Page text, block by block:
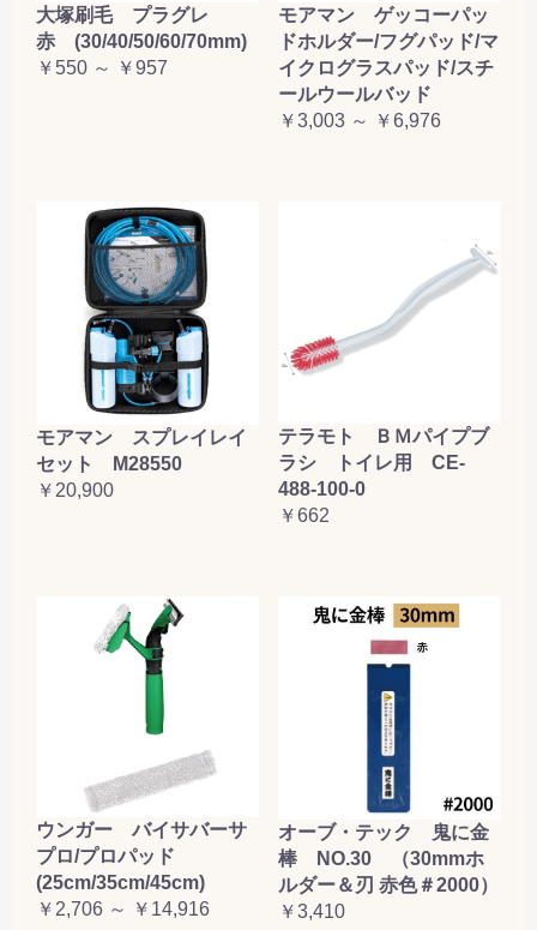
大塚刷毛 プラグレ
赤 (30/40/50/60/70mm)
￥550 ～ ￥957
モアマン ゲッコーパッ
ドホルダー/フグパッド/マ
イクログラスパッド/スチ
ールウールバッド
￥3,003 ～ ￥6,976
モアマン スプレイレイ
セット M28550
￥20,900
テラモト ＢＭパイプブ
ラシ トイレ用 CE-
488-100-0
￥662
ウンガー バイサバーサ
プロ/プロパッド
(25cm/35cm/45cm)
￥2,706 ～ ￥14,916
オーブ・テック 鬼に金
棒 NO.30 （30mmホ
ルダー＆刃 赤色＃2000）
￥3,410